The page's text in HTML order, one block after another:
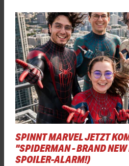
SPINNT MARVEL JETZT
"SPIDERMAN - BRAND
SPOILER-ALARM!)